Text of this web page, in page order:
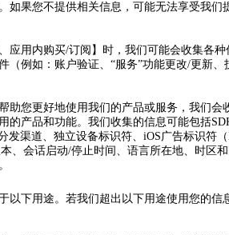
果您不提供相关信息，可能无法享受我们
应用内购买/订阅】时，我们可能会收集各
例如：账户验证、“服务”功能更改/更新
助您更好地使用我们的产品或服务，我们
产品和功能。我们收集的信息可能包括
渠道、独立设备标识符、iOS广告标识符
会话启动/停止时间、语言所在地、时区
下用途。若我们超出以下用途使用您的信